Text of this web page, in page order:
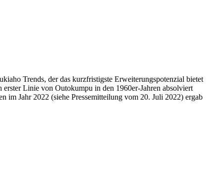
Trends, der das kurzfristigste Erweiterungspotenzial bietet
Linie von Outokumpu in den 1960er-Jahren absolviert
Jahr 2022 (siehe Pressemitteilung vom 20. Juli 2022) ergab